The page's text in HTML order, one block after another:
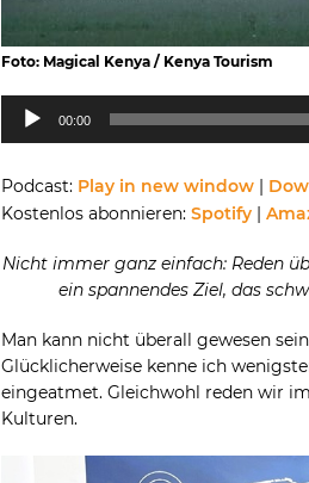
Foto: Magical Kenya / Kenya Tourism
Audio-
Player
00:00
Podcast: Play in new window |
Kostenlos abonnieren: Spotify |
Nicht immer ganz einfach: Reden
ein spannendes Ziel, das
Man kann nicht überall gewesen
Glücklicherweise kenne ich
eingeatmet. Gleichwohl reden wir
Kulturen.